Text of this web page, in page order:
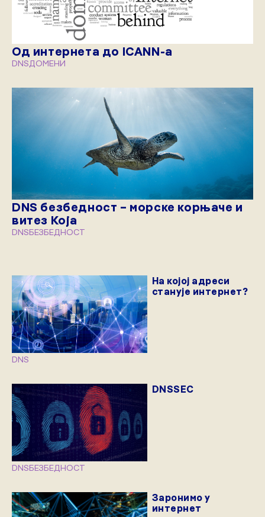
Од интернета до ICANN-а
DNSДОМЕНИ
DNS безбедност – морске корњаче и
витез Која
DNSБЕЗБЕДНОСТ
На којој адреси
станује интернет?
DNS
DNSSEC
DNSБЕЗБЕДНОСТ
Заронимо у
интернет